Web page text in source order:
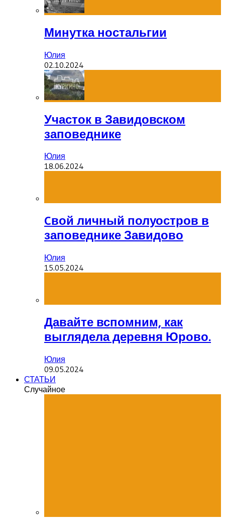
Минутка ностальгии
Юлия
02.10.2024
Участок в Завидовском
заповеднике
Юлия
18.06.2024
Cвой личный полуостров в
заповеднике Завидово
Юлия
15.05.2024
Давайте вспомним, как
выглядела деревня Юрово.
Юлия
09.05.2024
СТАТЬИ
Случайное